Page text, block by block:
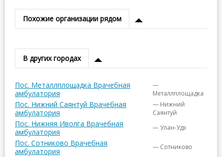
Похожие организации рядом
В других городах
Пос. Металлплощадка Врачебная
амбулатория
—
Металлплощадка
Пос. Нижний Саянтуй Врачебная
амбулатория
— Нижний
Саянтуй
Пос. Нижняя Иволга Врачебная
амбулатория
— Улан-Удэ
Пос. Сотниково Врачебная
амбулатория
— Сотниково